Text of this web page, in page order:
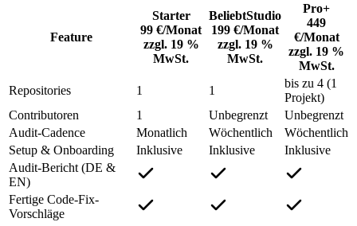
Feature
Starter
99 €/Monat
zzgl. 19 %
MwSt.
BeliebtStudio
199 €/Monat
zzgl. 19 %
MwSt.
Pro+
449
€/Monat
zzgl. 19 %
MwSt.
Repositories
1 1
bis zu 4 (1
Projekt)
Contributoren
1 Unbegrenzt
Unbegrenzt
Audit-Cadence
Monatlich Wöchentlich
Wöchentlich
Setup & Onboarding
Inklusive Inklusive
Inklusive
Audit-Bericht (DE &
EN)
Fertige Code-Fix-
Vorschläge